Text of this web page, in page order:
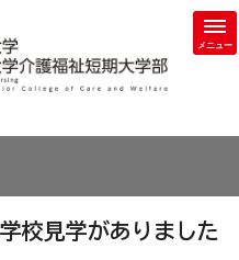
十字東北看護大学・日本赤
校見学がありました